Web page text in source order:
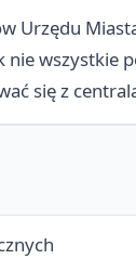
Urzędu
nie wszystkie
się z